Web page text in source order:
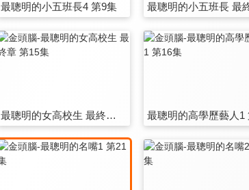
最聰明的小五班長4 第9集
最聰明的女高校生 最終章 第15集